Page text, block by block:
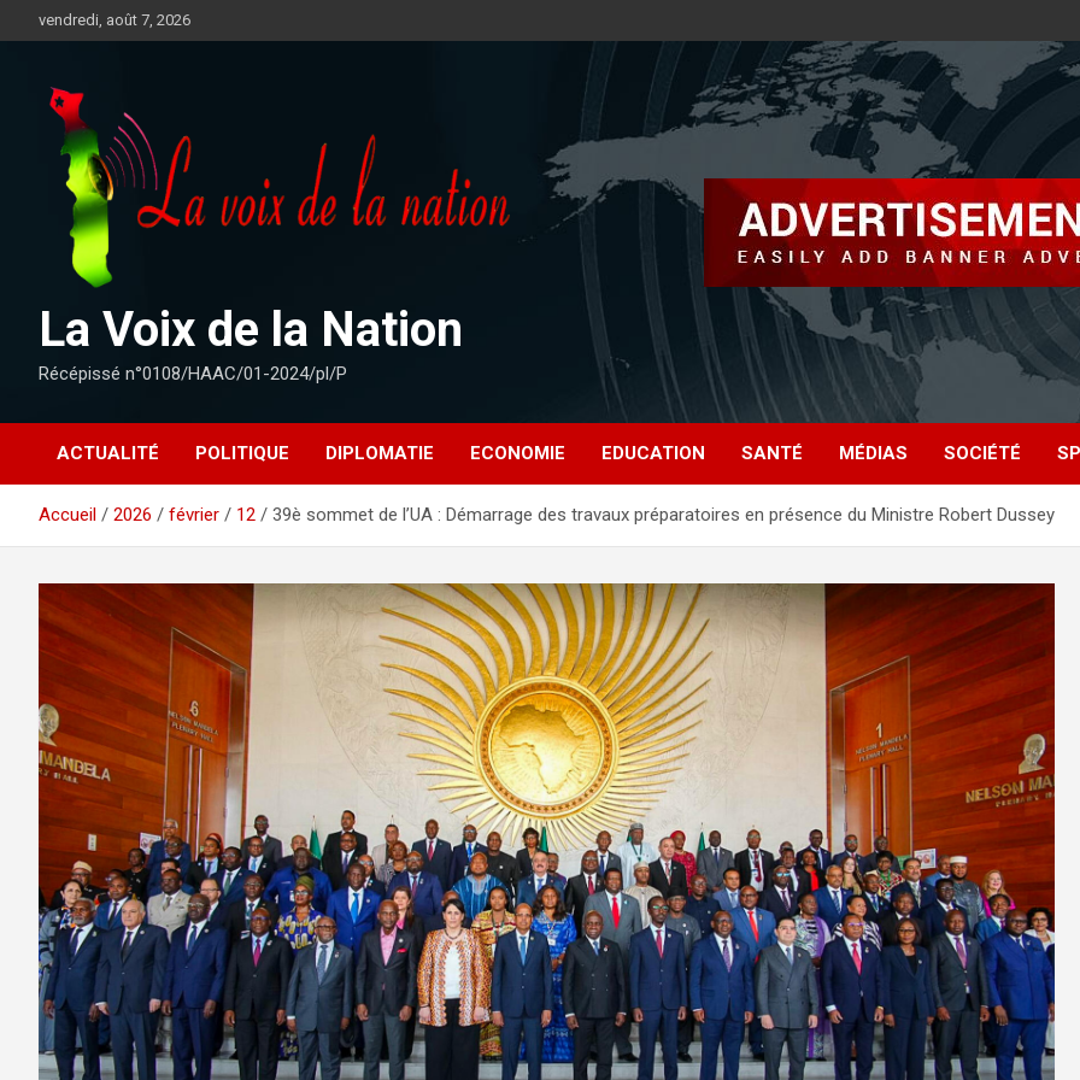
au
vendredi, août 7, 2026
La Voix de la Nation
Récépissé n°0108/HAAC/01-2024/pl/P
ACTUALITÉ POLITIQUE DIPLOMATIE ECONOMIE EDUCATION SANTÉ MÉDIAS SOCIÉTÉ
Accueil 2026 février 12 39è sommet de l’UA : Démarrage des travaux préparatoires en présence du Ministre Robert Dussey